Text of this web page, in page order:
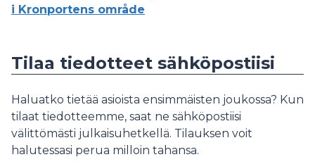
i Kronportens område
Tilaa tiedotteet sähköpostiisi
Haluatko tietää asioista ensimmäisten joukossa? Kun
tilaat tiedotteemme, saat ne sähköpostiisi
välittömästi julkaisuhetkellä. Tilauksen voit
halutessasi perua milloin tahansa.